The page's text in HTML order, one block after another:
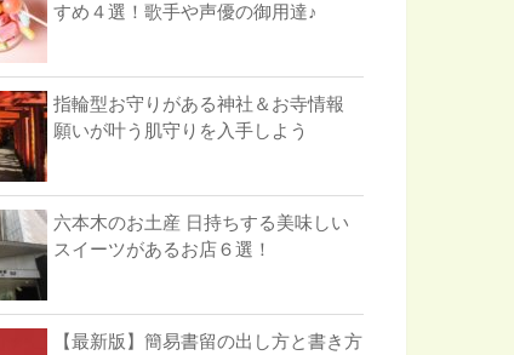
すめ４選！歌手や声優の御用達♪
指輪型お守りがある神社＆お寺情報
願いが叶う肌守りを入手しよう
六本木のお土産 日持ちする美味しい
スイーツがあるお店６選！
【最新版】簡易書留の出し方と書き方